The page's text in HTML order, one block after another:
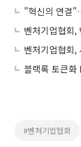
"혁신의 연결
블랙록 토큰화
#벤처기업협회